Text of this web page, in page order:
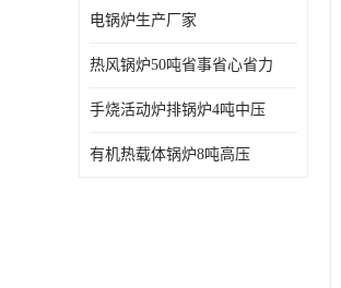
电锅炉生产厂家
热风锅炉50吨省事省心省力
手烧活动炉排锅炉4吨中压
有机热载体锅炉8吨高压